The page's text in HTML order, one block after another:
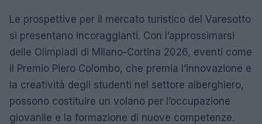
Le prospettive per il mercato turistico del Varesotto
si presentano incoraggianti. Con l’approssimarsi
delle Olimpiadi di Milano-Cortina 2026, eventi come
il Premio Piero Colombo, che premia l’innovazione e
la creatività degli studenti nel settore alberghiero,
possono costituire un volano per l’occupazione
giovanile e la formazione di nuove competenze.